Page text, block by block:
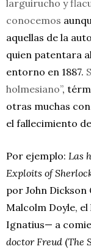
larguirucho y
conocemos
aquellas de la
quien patentara
entorno en 1887.
holmesiano”,
otras muchas
el fallecimiento
Por ejemplo: Las
Exploits of
por John
Malcolm Doyle,
Ignatius— a
doctor Freud (The